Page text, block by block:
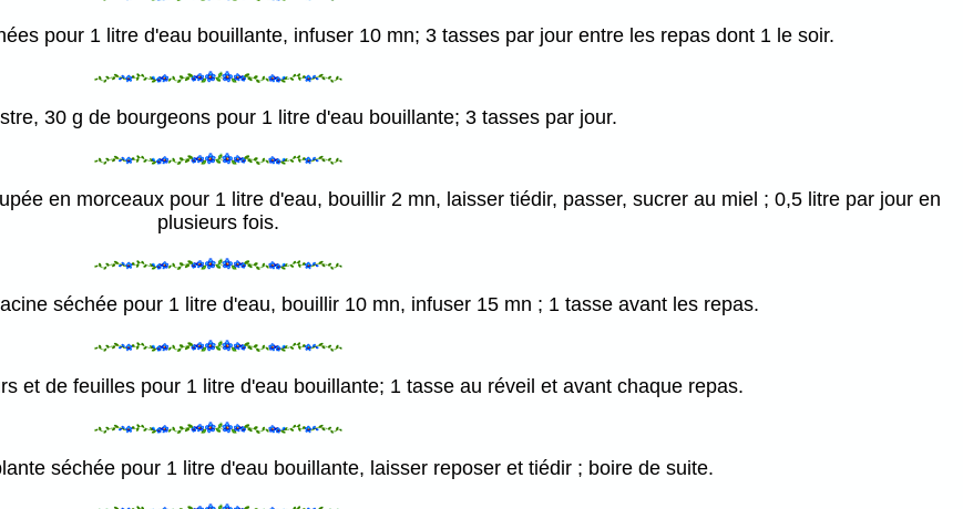
pour 1 litre d'eau bouillante, infuser 10 mn; 3 tasses par jour entre les repas dont 1 le soir.
30 g de bourgeons pour 1 litre d'eau bouillante; 3 tasses par jour.
en morceaux pour 1 litre d'eau, bouillir 2 mn, laisser tiédir, passer, sucrer au miel ; 0,5 litre par jour en
plusieurs fois.
séchée pour 1 litre d'eau, bouillir 10 mn, infuser 15 mn ; 1 tasse avant les repas.
et de feuilles pour 1 litre d'eau bouillante; 1 tasse au réveil et avant chaque repas.
séchée pour 1 litre d'eau bouillante, laisser reposer et tiédir ; boire de suite.